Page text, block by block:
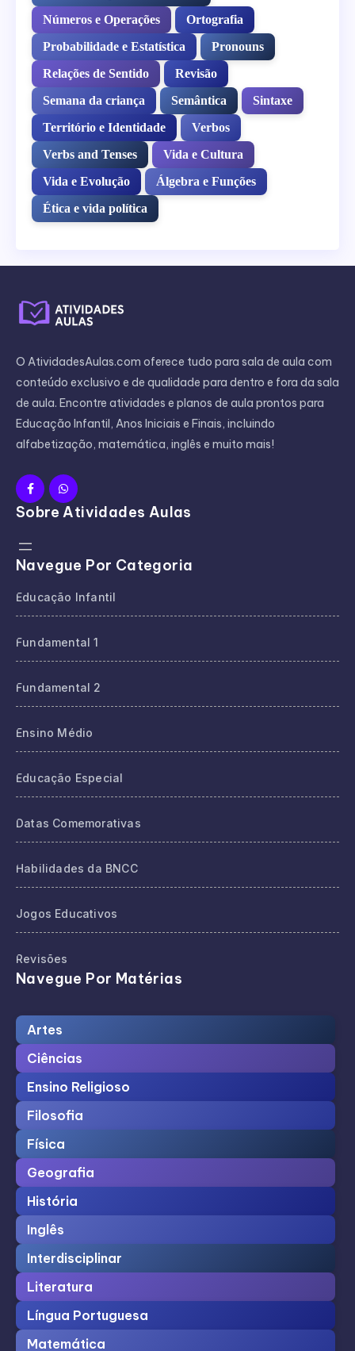
Números e Operações
Ortografia
Probabilidade e Estatística
Pronouns
Relações de Sentido
Revisão
Semana da criança
Semântica
Sintaxe
Território e Identidade
Verbos
Verbs and Tenses
Vida e Cultura
Vida e Evolução
Álgebra e Funções
Ética e vida política
O AtividadesAulas.com oferece tudo para sala de aula com
conteúdo exclusivo e de qualidade para dentro e fora da sala
de aula. Encontre atividades e planos de aula prontos para
Educação Infantil, Anos Iniciais e Finais, incluindo
alfabetização, matemática, inglês e muito mais!
Sobre Atividades Aulas
Navegue Por Categoria
Educação Infantil
Fundamental 1
Fundamental 2
Ensino Médio
Educação Especial
Datas Comemorativas
Habilidades da BNCC
Jogos Educativos
Revisões
Navegue Por Matérias
Artes
Ciências
Ensino Religioso
Filosofia
Física
Geografia
História
Inglês
Interdisciplinar
Literatura
Língua Portuguesa
Matemática